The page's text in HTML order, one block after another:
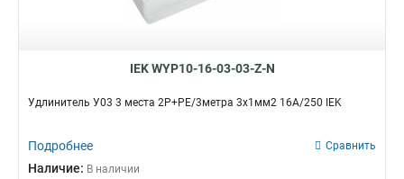
IEK WYP10-16-03-03-Z-N
Удлинитель У03 3 места 2Р+PЕ/3метра 3х1мм2 16А/250 IEK
Подробнее Сравнить
Наличие: В наличии